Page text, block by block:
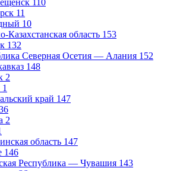
110
11
10
Казахстанская область 153
132
Северная Осетия — Алания 152
148
2
1
край 147
2
область 147
146
Республика — Чувашия 143